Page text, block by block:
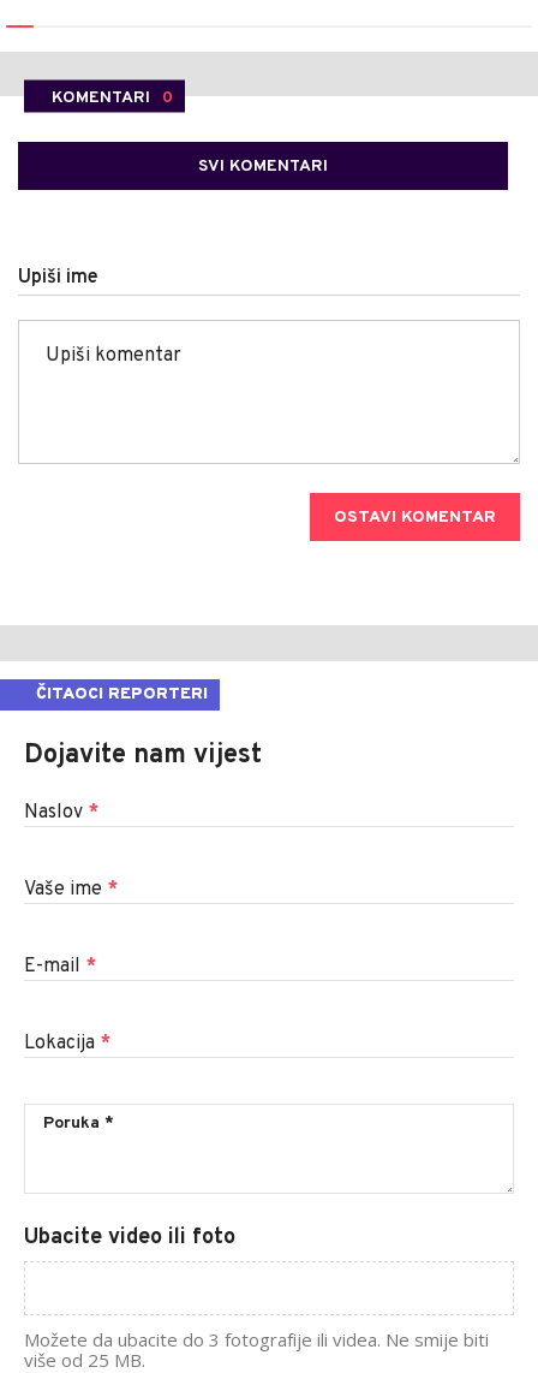
KOMENTARI 0
SVI KOMENTARI
Upiši ime
OSTAVI KOMENTAR
ČITAOCI REPORTERI
Dojavite nam vijest
Naslov *
Vaše ime *
E-mail *
Lokacija *
Ubacite video ili foto
Možete da ubacite do 3 fotografije ili videa. Ne smije biti
više od 25 MB.